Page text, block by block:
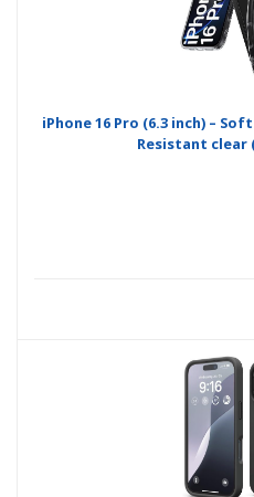
iPhone 16 Pro (6.3 inch) –
Resistant clear